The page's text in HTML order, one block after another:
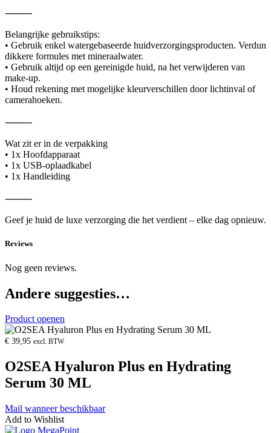
⸻
Belangrijke gebruikstips:
• Gebruik enkel watergebaseerde huidverzorgingsproducten. Verdun
dikkere formules met mineraalwater.
• Gebruik altijd op een gereinigde huid, na het verwijderen van
make-up.
• Houd rekening met mogelijke kleurverschillen door lichtinval of
camerahoeken.
⸻
Wat zit er in de verpakking
• 1x Hoofdapparaat
• 1x USB-oplaadkabel
• 1x Handleiding
⸻
Geef je huid de luxe verzorging die het verdient – elke dag opnieuw.
Reviews
Nog geen reviews.
Andere suggesties…
Product openen
€ 39,95 excl. BTW
O2SEA Hyaluron Plus en Hydrating
Serum 30 ML
Mail wanneer beschikbaar
Add to Wishlist